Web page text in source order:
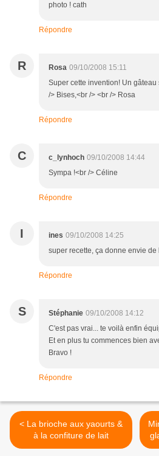
photo ! cath
Répondre
R Rosa 09/10/2008 15:11
Super cette invention! Un
/> Bises,<br /> <br /> Rosa
Répondre
C c_lynhoch 09/10/2008 14:44
Sympa !<br /> Céline
Répondre
I ines 09/10/2008 14:25
super recette, ça donne envie de
Répondre
S Stéphanie 09/10/2008 14:12
C'est pas vrai... te voilà enfin
Et en plus tu commences bien
Bravo !
Répondre
< La brioche aux yaourts &
à la confiture de lait